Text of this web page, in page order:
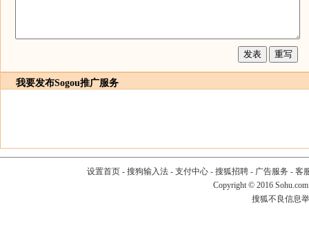
我要发布Sogou推广服务
设置首页- 搜狗输入法- 支付中心- 搜狐招聘- 广告服务 - 客
Copyright © 2016
搜狐不良信息